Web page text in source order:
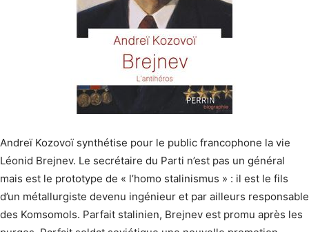
Andreï Kozovoï synthétise pour le public francophone la vie
Léonid Brejnev. Le secrétaire du Parti n’est pas un général
mais est le prototype de « l’homo stalinismus » : il est le fils
d’un métallurgiste devenu ingénieur et par ailleurs responsable
des Komsomols. Parfait stalinien, Brejnev est promu après les